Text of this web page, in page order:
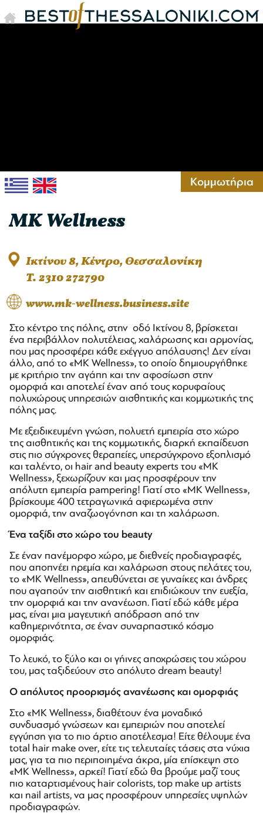
Κομμωτήρια
MK Wellness
Ικτίνου 8, Κέντρο, Θεσσαλονίκη
T. 2310 272790
www.mk-wellness.business.site
Στο κέντρο της πόλης, στην οδό Ικτίνου 8, βρίσκεται
ένα περιβάλλον πολυτέλειας, χαλάρωσης και αρμονίας,
που μας προσφέρει κάθε εχέγγυο απόλαυσης! Δεν είναι
άλλο, από το «ΜΚ Wellness», το οποίο δημιουργήθηκε
με κριτήριο την αγάπη και την αφοσίωση στην
ομορφιά και αποτελεί έναν από τους κορυφαίους
πολυχώρους υπηρεσιών αισθητικής και κομμωτικής της
πόλης μας.
Με εξειδικευμένη γνώση, πολυετή εμπειρία στο χώρο
της αισθητικής και της κομμωτικής, διαρκή εκπαίδευση
στις πιο σύγχρονες θεραπείες, υπερσύγχρονο εξοπλισμό
και ταλέντο, οι hair and beauty experts του «MK
Wellness», ξεχωρίζουν και μας προσφέρουν την
απόλυτη εμπειρία pampering! Γιατί στο «MK Wellness»,
βρίσκουμε 400 τετραγωνικά αφιερωμένα στην
ομορφιά, την αναζωογόνηση και τη χαλάρωση.
Ένα ταξίδι στο χώρο του beauty
Σε έναν πανέμορφο χώρο, με διεθνείς προδιαγραφές,
που αποπνέει ηρεμία και χαλάρωση στους πελάτες του,
το «MK Wellness», απευθύνεται σε γυναίκες και άνδρες
που αγαπούν την αισθητική και επιδιώκουν την ευεξία,
την ομορφιά και την ανανέωση. Γιατί εδώ κάθε μέρα
μας, είναι μια μαγευτική απόδραση από την
καθημερινότητα, σε έναν συναρπαστικό κόσμο
ομορφιάς.
Το λευκό, το ξύλο και οι γήινες αποχρώσεις του χώρου
του, μας ταξιδεύουν στο απόλυτο dream beauty!
Ο απόλυτος προορισμός ανανέωσης και ομορφιάς
Στο «MK Wellness», διαθέτουν ένα μοναδικό
συνδυασμό γνώσεων και εμπειριών που αποτελεί
εγγύηση για το πιο άρτιο αποτέλεσμα! Είτε θέλουμε ένα
total hair make over, είτε τις τελευταίες τάσεις στα νύχια
μας, για τα πιο περιποιημένα άκρα, μία επίσκεψη στο
«MK Wellness», αρκεί! Γιατί εδώ θα βρούμε μαζί τους
πιο καταρτισμένους hair colorists, top make up artists
και nail artists, να μας προσφέρουν υπηρεσίες υψηλών
προδιαγραφών.